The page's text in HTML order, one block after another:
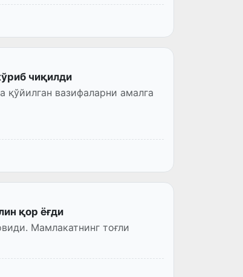
чиқилди
қўйилган вазифаларни амалга
қор ёғди
Мамлакатнинг тоғли